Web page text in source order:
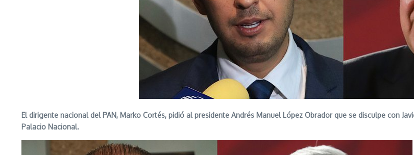
El dirigente nacional del PAN, Marko Cortés, pidió al presidente Andrés Manuel López Obrador que se disculpe con
Palacio Nacional.